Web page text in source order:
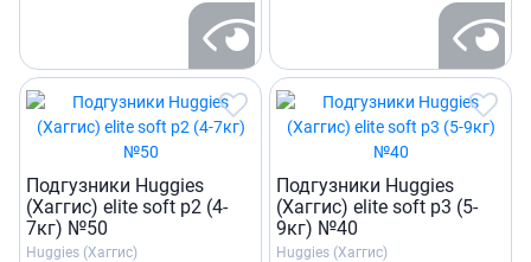
Подгузники Huggies
(Хаггис) elite soft р2 (4-
7кг) №50
Huggies (Хаггис)
Подгузники Huggies
(Хаггис) elite soft р3 (5-
9кг) №40
Huggies (Хаггис)